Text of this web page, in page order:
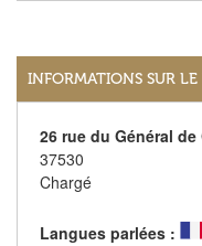
INFORMATIONS SUR
26 rue du Général de
37530
Chargé
Langues parlées :